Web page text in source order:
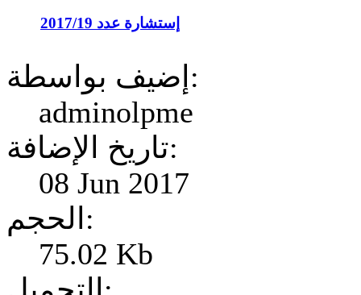
إستشارة عدد 2017/19
إضيف بواسطة:
adminolpme
تاريخ الإضافة:
08 Jun 2017
الحجم:
75.02 Kb